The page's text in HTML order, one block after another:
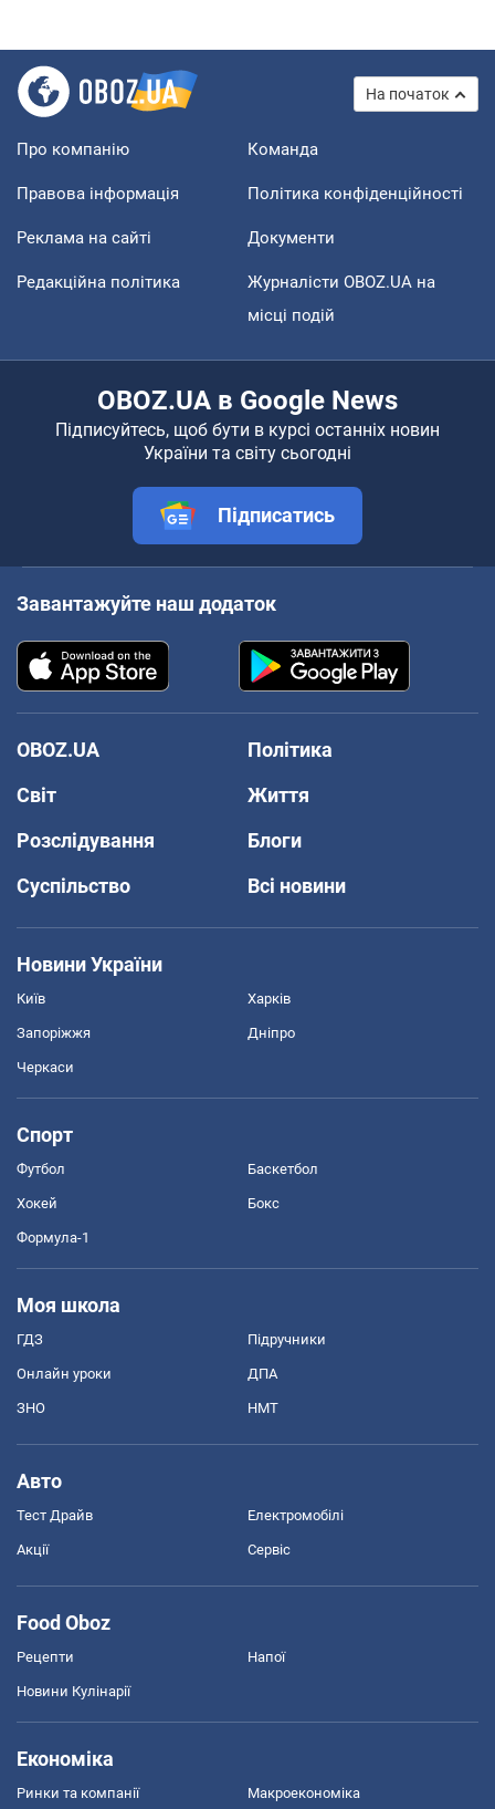
На початок
Про компанію Команда
Правова інформація Політика конфіденційності
Реклама на сайті Документи
Редакційна політика
Журналісти OBOZ.UA на
місці подій
OBOZ.UA в Google News
Підписуйтесь, щоб бути в курсі останніх новин
України та світу сьогодні
Підписатись
Завантажуйте наш додаток
OBOZ.UA
Політика
Світ
Життя
Розслідування
Блоги
Суспільство
Всі новини
Новини України
Київ Харків
Запоріжжя Дніпро
Черкаси
Спорт
Футбол Баскетбол
Хокей Бокс
Формула-1
Моя школа
ГДЗ Підручники
Онлайн уроки ДПА
ЗНО НМТ
Авто
Тест Драйв Електромобілі
Акції Сервіс
Food Oboz
Рецепти Напої
Новини Кулінарії
Економіка
Ринки та компанії Макроекономіка